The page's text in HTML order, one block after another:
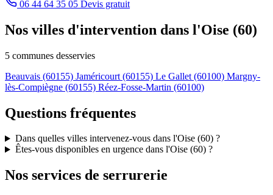
06 44 64 35 05 Devis gratuit
Nos villes d'intervention dans l'Oise (60)
5 communes desservies
Beauvais (60155) Jaméricourt (60155) Le Gallet (60100) Margny-
lès-Compiègne (60155) Réez-Fosse-Martin (60100)
Questions fréquentes
Dans quelles villes intervenez-vous dans l'Oise (60) ?
Êtes-vous disponibles en urgence dans l'Oise (60) ?
Nos services de serrurerie